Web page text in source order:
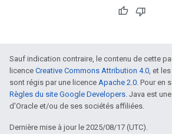
Sauf indication contraire, le contenu de cette
licence Creative Commons Attribution 4.0, et
sont régis par une licence Apache 2.0. Pour en
Règles du site Google Developers. Java est
d'Oracle et/ou de ses sociétés affiliées.
Dernière mise à jour le 2025/08/17 (UTC).